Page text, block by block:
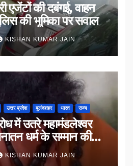
दबंगई, वाहन
की भूमिका पर सवाल
KISHAN KUMAR JAIN
उत्तर प्रदेश बुलंदशहर भारत राज्य
में उतरे महामंडलेश्वर
धर्म के सम्मान की
KISHAN KUMAR JAIN